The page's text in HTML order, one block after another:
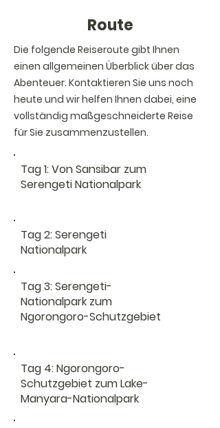
Route
Die folgende Reiseroute gibt Ihnen
einen allgemeinen Überblick über das
Abenteuer. Kontaktieren Sie uns noch
heute und wir helfen Ihnen dabei, eine
vollständig maßgeschneiderte Reise
für Sie zusammenzustellen.
Tag 1: Von Sansibar zum
Serengeti Nationalpark
Tag 2: Serengeti
Nationalpark
Tag 3: Serengeti-
Nationalpark zum
Ngorongoro-Schutzgebiet
Tag 4: Ngorongoro-
Schutzgebiet zum Lake-
Manyara-Nationalpark